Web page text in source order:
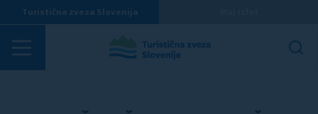
Turistična zveza Slovenija
Turistična društva